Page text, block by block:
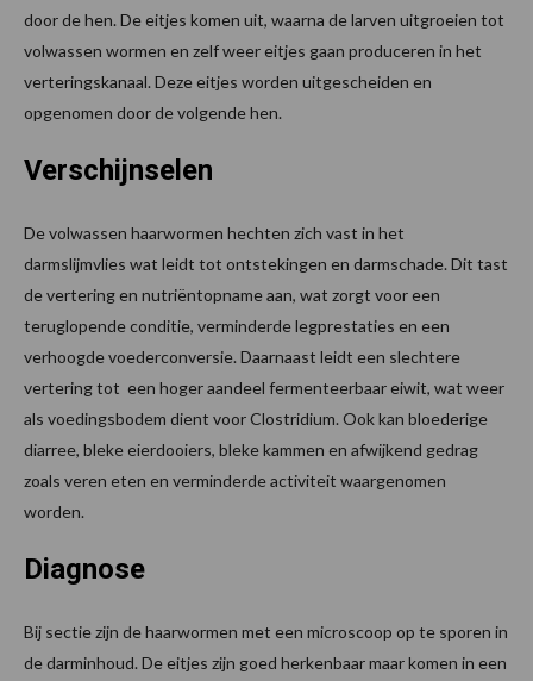
door de hen. De eitjes komen uit, waarna de larven uitgroeien tot
volwassen wormen en zelf weer eitjes gaan produceren in het
verteringskanaal. Deze eitjes worden uitgescheiden en
opgenomen door de volgende hen.
Verschijnselen
De volwassen haarwormen hechten zich vast in het
darmslijmvlies wat leidt tot ontstekingen en darmschade. Dit tast
de vertering en nutriëntopname aan, wat zorgt voor een
teruglopende conditie, verminderde legprestaties en een
verhoogde voederconversie. Daarnaast leidt een slechtere
vertering tot een hoger aandeel fermenteerbaar eiwit, wat weer
als voedingsbodem dient voor Clostridium. Ook kan bloederige
diarree, bleke eierdooiers, bleke kammen en afwijkend gedrag
zoals veren eten en verminderde activiteit waargenomen
worden.
Diagnose
Bij sectie zijn de haarwormen met een microscoop op te sporen in
de darminhoud. De eitjes zijn goed herkenbaar maar komen in een